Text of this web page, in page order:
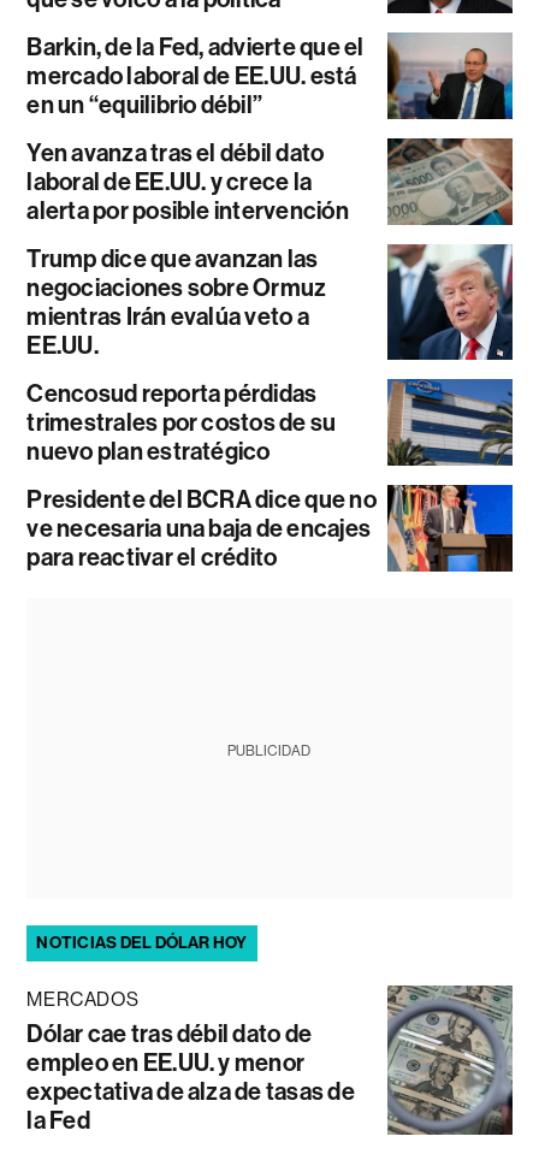
Barkin, de la Fed, advierte que el
mercado laboral de EE.UU. está
en un “equilibrio débil”
Yen avanza tras el débil dato
laboral de EE.UU. y crece la
alerta por posible intervención
Trump dice que avanzan las
negociaciones sobre Ormuz
mientras Irán evalúa veto a
EE.UU.
Cencosud reporta pérdidas
trimestrales por costos de su
nuevo plan estratégico
Presidente del BCRA dice que no
ve necesaria una baja de encajes
para reactivar el crédito
PUBLICIDAD
NOTICIAS DEL DÓLAR HOY
MERCADOS
Dólar cae tras débil dato de
empleo en EE.UU. y menor
expectativa de alza de tasas de
la Fed